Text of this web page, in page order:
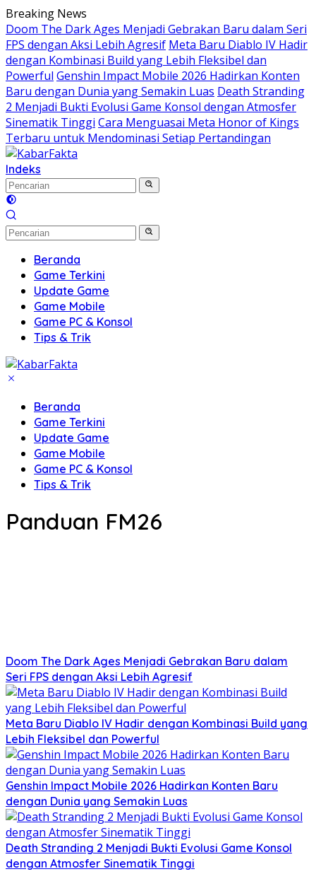
Langsung
ke
konten
Breaking News
Doom The Dark Ages Menjadi Gebrakan Baru dalam Seri
FPS dengan Aksi Lebih Agresif Meta Baru Diablo IV Hadir
dengan Kombinasi Build yang Lebih Fleksibel dan
Powerful Genshin Impact Mobile 2026 Hadirkan Konten
Baru dengan Dunia yang Semakin Luas Death Stranding
2 Menjadi Bukti Evolusi Game Konsol dengan Atmosfer
Sinematik Tinggi Cara Menguasai Meta Honor of Kings
Terbaru untuk Mendominasi Setiap Pertandingan
Indeks
Beranda
Game Terkini
Update Game
Game Mobile
Game PC & Konsol
Tips & Trik
Beranda
Game Terkini
Update Game
Game Mobile
Game PC & Konsol
Tips & Trik
Panduan FM26
Doom The Dark Ages Menjadi Gebrakan Baru dalam
Seri FPS dengan Aksi Lebih Agresif
Meta Baru Diablo IV Hadir dengan Kombinasi Build yang
Lebih Fleksibel dan Powerful
Genshin Impact Mobile 2026 Hadirkan Konten Baru
dengan Dunia yang Semakin Luas
Death Stranding 2 Menjadi Bukti Evolusi Game Konsol
dengan Atmosfer Sinematik Tinggi